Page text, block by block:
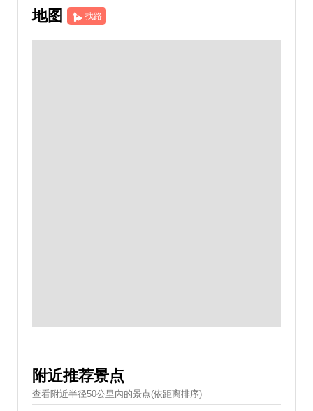
地图 找路
附近推荐景点
查看附近半径50公里內的景点(依距离排序)